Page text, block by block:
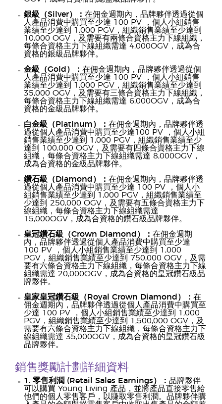
銀級（Silver）： 在佣金週期內，品牌夥伴透過從個
人產品消費中購買至少達 100 PV ，個人小組銷售
業績至少達到 1,000 PGV，組織銷售業績至少達到
10,000 OGV，及需要有兩條合資格主力下線組織，
每條合資格主力下線組織需達 4,000OGV，成為合
資格的銀級品牌夥伴。
金級（Gold）： 在佣金週期內，品牌夥伴透過從個
人產品消費中購買至少達 100 PV ，個人小組銷售
業績至少達到 1,000 PGV，組織銷售業績至少達到
35,000 OGV，及需要有三條合資格主力下線組織，
每條合資格主力下線組織需達 6,000OGV，成為合
資格的金級品牌夥伴。
白金級（Platinum）： 在佣金週期內，品牌夥伴透
過從個人產品消費中購買至少達100 PV ，個人小組
銷售業績至少達到 1,000 PGV，組織銷售業績至少
達到 100,000 OGV，及需要有四條合資格主力下線
組織，每條合資格主力下線組織需達 8,000OGV，
成為合資格的金級品牌夥伴。
鑽石級（Diamond）： 在佣金週期內，品牌夥伴透
過從個人產品消費中購買至少達 100 PV ，個人小
組銷售業績至少達到 1,000 PGV，組織銷售業績至
少達到 250,000 OGV，及需要有五條合資格主力下
線組織，每條合資格主力下線組織需達
15,000OGV，成為合資格的鑽石級品牌夥伴。
皇冠鑽石級（Crown Diamond）： 在佣金週期
內，品牌夥伴透過從個人產品消費中購買至少達
100 PV ，個人小組銷售業績至少達到 1,000
PGV，組織銷售業績至少達到 750,000 OGV，及需
要有六條合資格主力下線組織，每條合資格主力下線
組織需達 20,000OGV，成為合資格的皇冠鑽石級品
牌夥伴。
皇家皇冠鑽石級（Royal Crown Diamond）： 在
佣金週期內，品牌夥伴透過從個人產品消費中購買至
少達 100 PV ，個人小組銷售業績至少達到 1,000
PGV，組織銷售業績至少達到 1,500,000 OGV，及
需要有六條合資格主力下線組織，每條合資格主力下
線組織需達 35,000OGV，成為合資格的皇冠鑽石級
品牌夥伴。
銷售獎勵計劃詳細資料
1. 零售利潤 (Retail Sales Earnings）： 品牌夥伴
可以購買 Young Living 產品，並將產品直接零售給
他們的個人零售客戶，以賺取零售利潤。品牌夥伴購